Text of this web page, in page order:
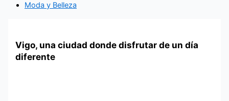
Moda y Belleza
Vigo, una ciudad donde disfrutar de un día
diferente